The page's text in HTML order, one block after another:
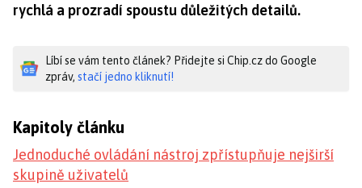
rychlá a prozradí spoustu důležitých detailů.
Líbí se vám tento článek? Přidejte si Chip.cz do Google
zpráv, stačí jedno kliknutí!
Kapitoly článku
Jednoduché ovládání nástroj zpřístupňuje nejširší
skupině uživatelů